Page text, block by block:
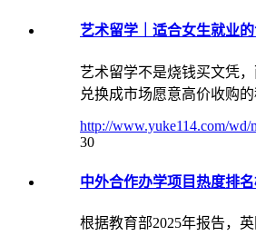
艺术留学｜适合女生就业的
艺术留学不是烧钱买文凭
兑换成市场愿意高价收购
http://www.yuke114.com/wd/
30
中外合作办学项目热度排
根据教育部2025年报告，